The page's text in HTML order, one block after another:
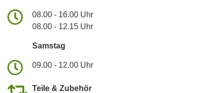
08.00 - 16.00 Uhr
08.00 - 12.15 Uhr
Samstag
09.00 - 12.00 Uhr
Teile & Zubehör